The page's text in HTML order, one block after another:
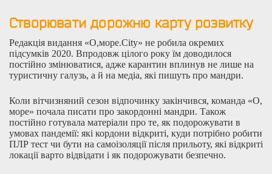
Створювати дорожню карту розвитку
Редакція видання «О,море.City» не робила окремих
підсумків 2020. Впродовж цілого року їм доводилося
постійно змінюватися, адже карантин вплинув не лише на
туристичну галузь, а й на медіа, які пишуть про мандри.
Коли вітчизняний сезон відпочинку закінчився, команда «О,
море» почала писати про закордонні мандри. Також
постійно готувала матеріали про те, як подорожувати в
умовах пандемії: які кордони відкриті, куди потрібно робити
ПЛР тест чи бути на самоізоляції після прильоту, які відкриті
локації варто відвідати і як подорожувати безпечно.